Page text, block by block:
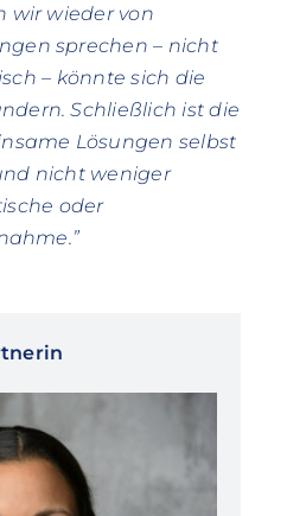
wir wieder von
sprechen – nicht
– könnte sich die
Schließlich ist die
Lösungen selbst
nicht weniger
oder